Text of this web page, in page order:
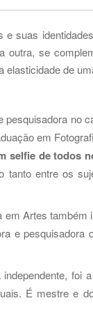
suas
outra, se
de
pesquisadora no
em
selfie de todos
tanto entre os
Artes
e
É mestre e